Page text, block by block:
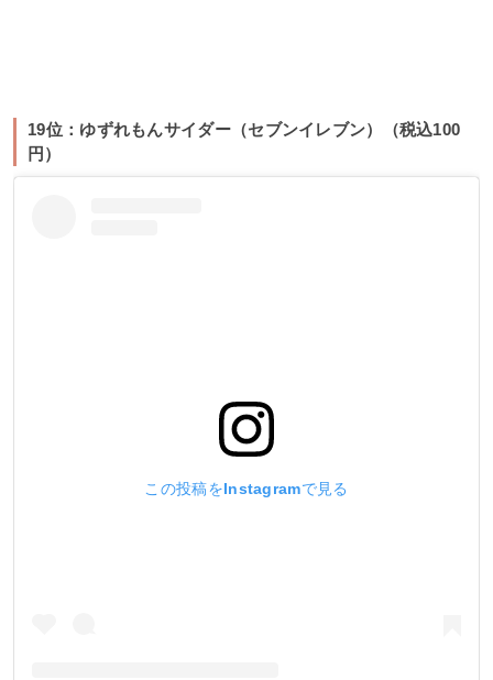
19位：ゆずれもんサイダー（セブンイレブン）（税込100
円）
この投稿をInstagramで見る